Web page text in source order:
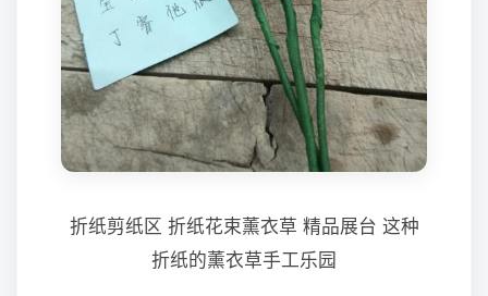
折纸剪纸区 折纸花束薰衣草 精品展台 这种
折纸的薰衣草手工乐园